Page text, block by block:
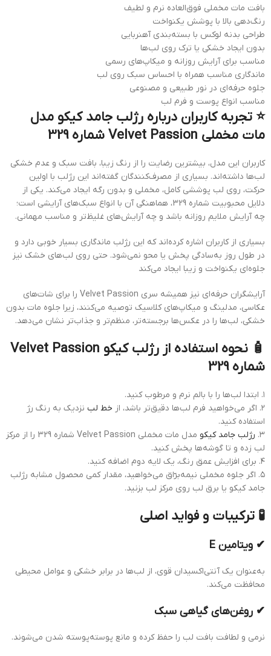
بافت مات مخملی فوق‌العاده نرم و لطیف
رنگ‌دهی بالا با پوشش یکنواخت
طراحی بدنه لوکس با بسته‌بندی آهنربایی
بدون ایجاد خشکی یا ترک روی لب‌ها
مناسب برای آرایش روزانه و میکاپ‌های رسمی
ماندگاری مناسب همراه با احساس سبک روی لب
جلوه حرفه‌ای در نور طبیعی و مصنوعی
مناسب انواع پوست و فرم لب
⭐ تجربه کاربران درباره رژلب جامد کیکو مدل
مات مخملی Velvet Passion شماره 329
کاربران این مدل، بیشترین رضایت را از رنگ زیبا، بافت سبک و عدم خشکی
لب‌ها داشته‌اند. بسیاری از مصرف‌کنندگان گفته‌اند این رژلب با اولین
حرکت، روی لب پوششی کامل، مخملی و بدون رگه ایجاد می‌کند. یکی از
دلایل محبوبیت شماره 329، هماهنگی آن با انواع سبک‌های آرایشی است؛
چه آرایش ملایم روزانه باشد و چه آرایش‌های غلیظ‌تر و مناسب مهمانی.
بسیاری از کاربران اشاره کرده‌اند که این رژلب ماندگاری بسیار خوبی دارد و
در طول روز به‌سادگی پخش یا محو نمی‌شود. حتی روی لب‌های خشک نیز
جلوه‌ای یکنواخت و زیبا ایجاد می‌کند
آرایشگران حرفه‌ای نیز همیشه سری Velvet Passion را برای شات‌های
عکاسی، مدلینگ و میکاپ‌های کلاسیک توصیه می‌کنند، زیرا جلوه مات بدون
خشکی، لب‌ها را در عکس‌ها برجسته‌تر، منظم‌تر و جذاب‌تر نشان می‌دهد.
🧴 نحوه استفاده از رژلب کیکو Velvet Passion
شماره 329
۱. ابتدا لب‌ها را با بالم نرم و مرطوب کنید.
۲. اگر می‌خواهید فرم لب‌ها دقیق‌تر باشد، از
خط لب نزدیک به رنگ رژ
استفاده کنید.
۳. رژلب جامد کیکو
مدل مات مخملی Velvet Passion شماره 329 را از مرکز
لب زده و تا گوشه‌ها پخش کنید.
۴. برای افزایش عمق رنگ، یک لایه دوم اضافه کنید.
۵. اگر جلوه مخملی نیمه‌برّاق می‌خواهید، مقدار کمی محصول مشابه رژلب
جامد کیکو یا برق لب روی مرکز لب بزنید.
🧪 ترکیبات و فواید اصلی
✔ ویتامین E
به‌عنوان یک آنتی‌اکسیدان قوی، از لب‌ها در برابر خشکی و عوامل محیطی
محافظت می‌کند.
✔ روغن‌های گیاهی سبک
نرمی و لطافت بافت لب را حفظ کرده و مانع پوسته‌پوسته شدن می‌شوند.